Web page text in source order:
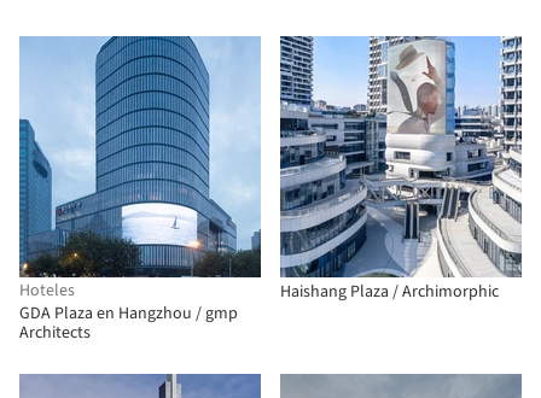
Hoteles
GDA Plaza en Hangzhou / gmp
Architects
Haishang Plaza / Archimorphic